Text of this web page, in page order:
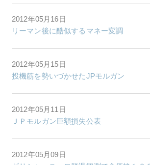
2012年05月16日
リーマン後に酷似するマネー変調
2012年05月15日
投機筋を勢いづかせたJPモルガン
2012年05月11日
ＪＰモルガン巨額損失公表
2012年05月09日